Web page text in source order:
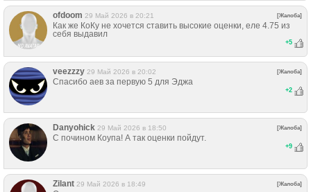
ofdoom 29 Май 2026 в 20:21 [Жалоба]
Как же КоКу не хочется ставить высокие оценки, еле 4.75 из
себя выдавил
+5
veezzzy 29 Май 2026 в 20:02 [Жалоба]
Спасибо аев за первую 5 для Эджа
+2
Danyohick 29 Май 2026 в 18:50 [Жалоба]
С почином Коупа! А так оценки пойдут.
+9
Zilant 29 Май 2026 в 18:49 [Жалоба]